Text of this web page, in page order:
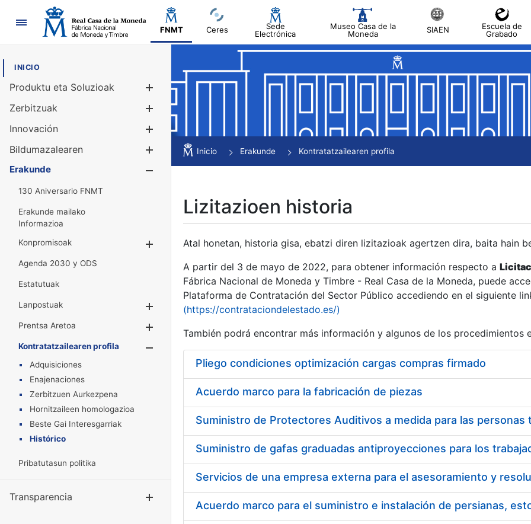
Nabigazioa
FNMT Ceres
Sede
Electrónica
Museo Casa de la
Moneda
SIAEN
Escuela de
Grabado
INICIO
Produktu eta Soluzioak
Erakutsi/Ezkutatu
Zerbitzuak
Innovación
Bildumazalearen
Erakutsi/Ezkutatu
Erakunde
130 Aniversario FNMT
Erakunde mailako
Informazioa
Konpromisoak
Erakutsi/Ezkutatu
Agenda 2030 y ODS
Estatutuak
Lanpostuak
Erakutsi/Ezkutatu
Prentsa Aretoa
Erakutsi/Ezkutatu
Kontratatzailearen profila
Erakutsi/Ezkutatu
Adquisiciones
Enajenaciones
Zerbitzuen Aurkezpena
Hornitzaileen homologazioa
Beste Gai Interesgarriak
Histórico
Pribatutasun politika
Transparencia Erakutsi/Ezkutatu
Inicio Erakunde Kontratatzailearen profila
Lizitazioen historia
Atal honetan, historia gisa, ebatzi diren lizitazioak agertzen dira, baita hain
A partir del 3 de mayo de 2022, para obtener información respecto a
Fábrica Nacional de Moneda y Timbre - Real Casa de la Moneda, puede
Plataforma de Contratación del Sector Público accediendo en el siguiente
(https://contrataciondelestado.es/)
También podrá encontrar más información y algunos de los procedimientos
Pliego condiciones optimización cargas compras firmado
Acuerdo marco para la fabricación de piezas
Acuerdo marco para el suministro e instalación de persianas,